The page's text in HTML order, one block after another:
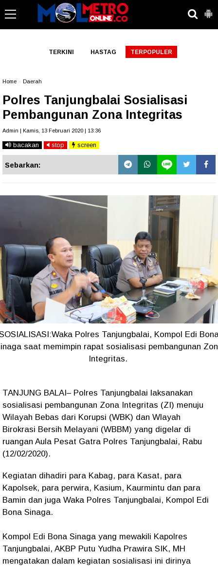
TERKINI HASTAG TERPOPULER
Home Daerah
Polres Tanjungbalai Sosialisasi
Pembangunan Zona Integritas
Admin | Kamis, 13 Februari 2020 | 13:36
bacakan stop screen
Sebarkan:
Polres Tanjungbalai, Kompol Edi
saat memimpin rapat sosialisasi pembangunan
Integritas.
TANJUNG BALAI– Polres Tanjungbalai laksanakan
sosialisasi pembangunan Zona Integritas (ZI) menuju
Wilayah Bebas dari Korupsi (WBK) dan Wlayah
Birokrasi Bersih Melayani (WBBM) yang digelar di
ruangan Aula Pesat Gatra Polres Tanjungbalai, Rabu
(12/02/2020).
Kegiatan dihadiri para Kabag, para Kasat, para
Kapolsek, para perwira, Kasium, Kaurmintu dan para
Bamin dan juga Waka Polres Tanjungbalai, Kompol Edi
Bona Sinaga.
Kompol Edi Bona Sinaga yang mewakili Kapolres
Tanjungbalai, AKBP Putu Yudha Prawira SIK, MH
mengatakan dalam kegiatan sosialisasi ini dirinya